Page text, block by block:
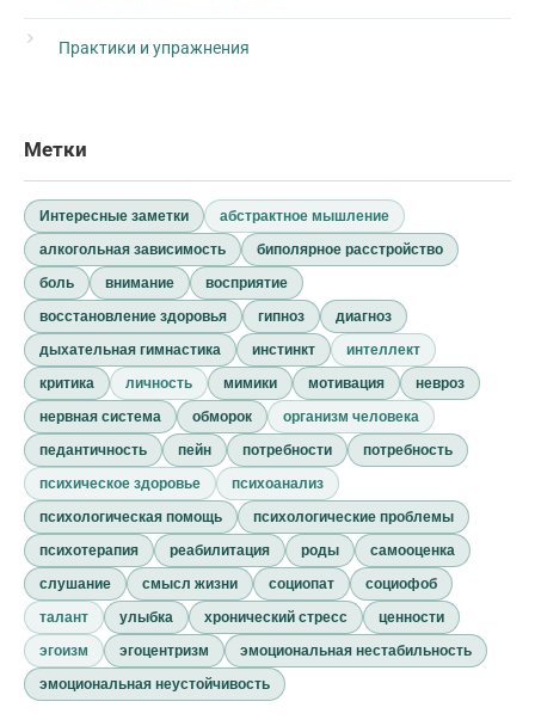
Практики и упражнения
Метки
Интересные заметки
абстрактное мышление
алкогольная зависимость
биполярное расстройство
боль
внимание
восприятие
восстановление здоровья
гипноз
диагноз
дыхательная гимнастика
инстинкт
интеллект
критика
личность мимики мотивация
невроз
нервная система
обморок
организм человека
педантичность
пейн потребности
потребность
психическое здоровье
психоанализ
психологическая помощь
психологические проблемы
психотерапия
реабилитация роды
самооценка
слушание
смысл жизни социопат
социофоб
талант
улыбка хронический стресс
ценности
эгоизм
эгоцентризм
эмоциональная нестабильность
эмоциональная неустойчивость